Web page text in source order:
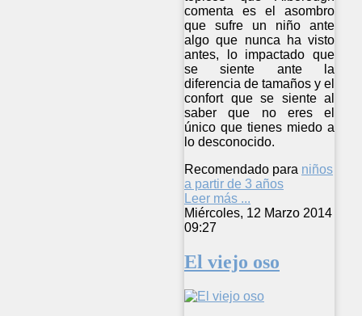
comenta es el asombro
que sufre un niño ante
algo que nunca ha visto
antes, lo impactado que
se siente ante la
diferencia de tamaños y el
confort que se siente al
saber que no eres el
único que tienes miedo a
lo desconocido.
Recomendado para niños
a partir de 3 años
Leer más ...
Miércoles, 12 Marzo 2014
09:27
El viejo oso